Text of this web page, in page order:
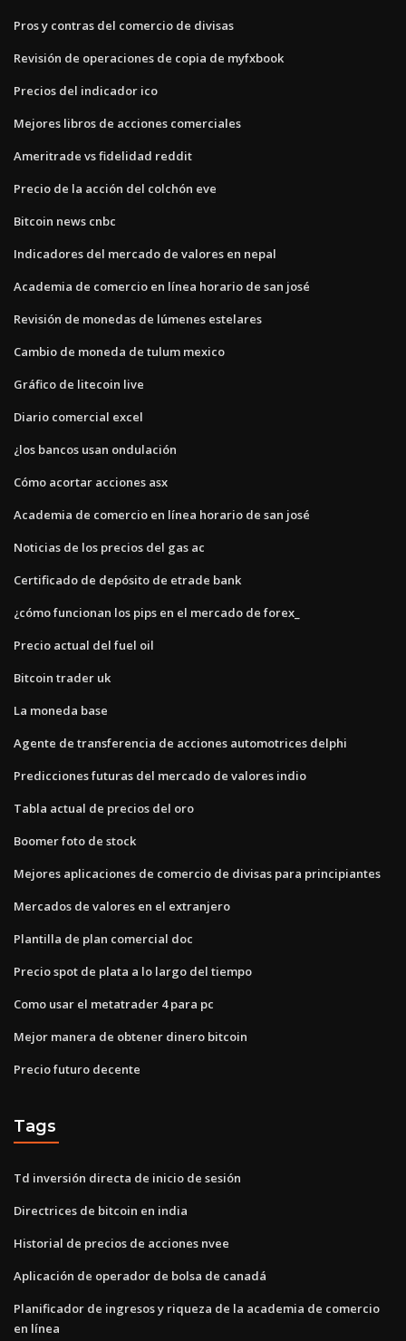
Pros y contras del comercio de divisas
Revisión de operaciones de copia de myfxbook
Precios del indicador ico
Mejores libros de acciones comerciales
Ameritrade vs fidelidad reddit
Precio de la acción del colchón eve
Bitcoin news cnbc
Indicadores del mercado de valores en nepal
Academia de comercio en línea horario de san josé
Revisión de monedas de lúmenes estelares
Cambio de moneda de tulum mexico
Gráfico de litecoin live
Diario comercial excel
¿los bancos usan ondulación
Cómo acortar acciones asx
Academia de comercio en línea horario de san josé
Noticias de los precios del gas ac
Certificado de depósito de etrade bank
¿cómo funcionan los pips en el mercado de forex_
Precio actual del fuel oil
Bitcoin trader uk
La moneda base
Agente de transferencia de acciones automotrices delphi
Predicciones futuras del mercado de valores indio
Tabla actual de precios del oro
Boomer foto de stock
Mejores aplicaciones de comercio de divisas para principiantes
Mercados de valores en el extranjero
Plantilla de plan comercial doc
Precio spot de plata a lo largo del tiempo
Como usar el metatrader 4 para pc
Mejor manera de obtener dinero bitcoin
Precio futuro decente
Tags
Td inversión directa de inicio de sesión
Directrices de bitcoin en india
Historial de precios de acciones nvee
Aplicación de operador de bolsa de canadá
Planificador de ingresos y riqueza de la academia de comercio
en línea